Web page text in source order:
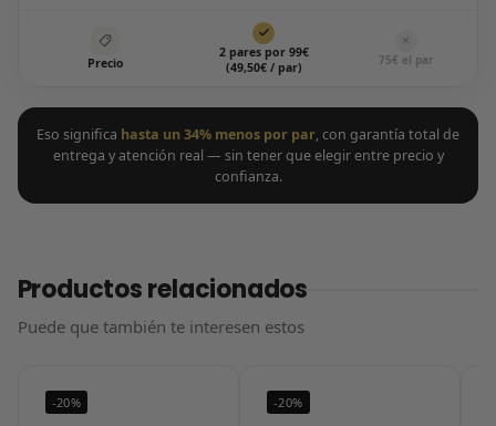
Precio
2 pares por 99€
(49,50€ / par)
75€ el par
Eso significa hasta un 34% menos por par, con garantía total de
entrega y atención real — sin tener que elegir entre precio y
confianza.
Productos relacionados
Puede que también te interesen estos
-20% -20%